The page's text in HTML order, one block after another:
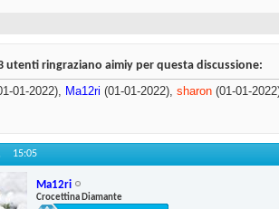
utenti ringraziano aimiy per questa discussione:
01-2022), Ma12ri (01-01-2022), sharon (01-01-
15:05
Ma12ri
Crocettina Diamante